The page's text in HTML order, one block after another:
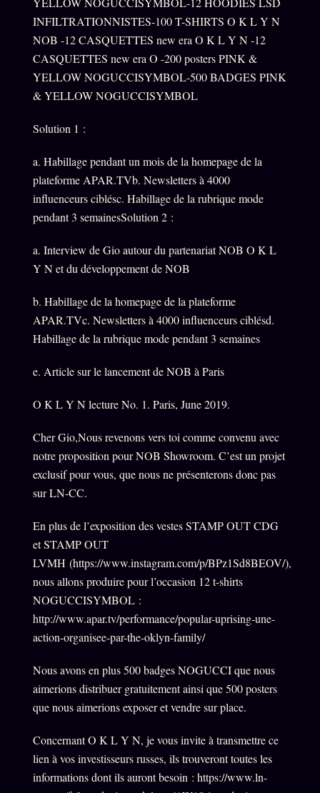
INFILTRATIONNISTES-100 T-SHIRTS O K L Y N
NOB -12 CASQUETTES new era O K L Y N -12
CASQUETTES new era O -200 posters PINK &
YELLOW NOGUCCISYMBOL-500 BADGES PINK
& YELLOW NOGUCCISYMBOL
Solution 1 :
a. Habillage pendant un mois de la homepage de la
plateforme APAR.TVb. Newsletters à 4000
influenceurs ciblésc. Habillage de la rubrique mode
pendant 3 semainesSolution 2 :
a. Interview de Gio autour du partenariat NOB O K L
Y N et du développement de NOB
b. Habillage de la homepage de la plateforme
APAR.TVc. Newsletters à 4000 influenceurs ciblésd.
Habillage de la rubrique mode pendant 3 semaines
e. Article sur le lancement de NOB à Paris
O K L Y N lecture No. 1. Paris, June 2019.
Cher Gio,Nous revenons vers toi comme convenu avec
notre proposition pour NOB Showroom. C’est un projet
exclusif pour vous, que nous ne présenterons donc pas
sur LN-CC.
En plus de l’exposition des vestes STAMP OUT CDG
et STAMP OUT
LVMH (https://www.instagram.com/p/BPz1Sd8BEOV/),
nous allons produire pour l’occasion 12 t-shirts
NOGUCCISYMBOL :
http://www.apar.tv/performance/popular-uprising-une-
action-organisee-par-the-oklyn-family/
Nous avons en plus 500 badges NOGUCCI que nous
aimerions distribuer gratuitement ainsi que 500 posters
que nous aimerions exposer et vendre sur place.
Concernant O K L Y N, je vous invite à transmettre ce
lien à vos investisseurs russes, ils trouveront toutes les
informations dont ils auront besoin : https://www.ln-